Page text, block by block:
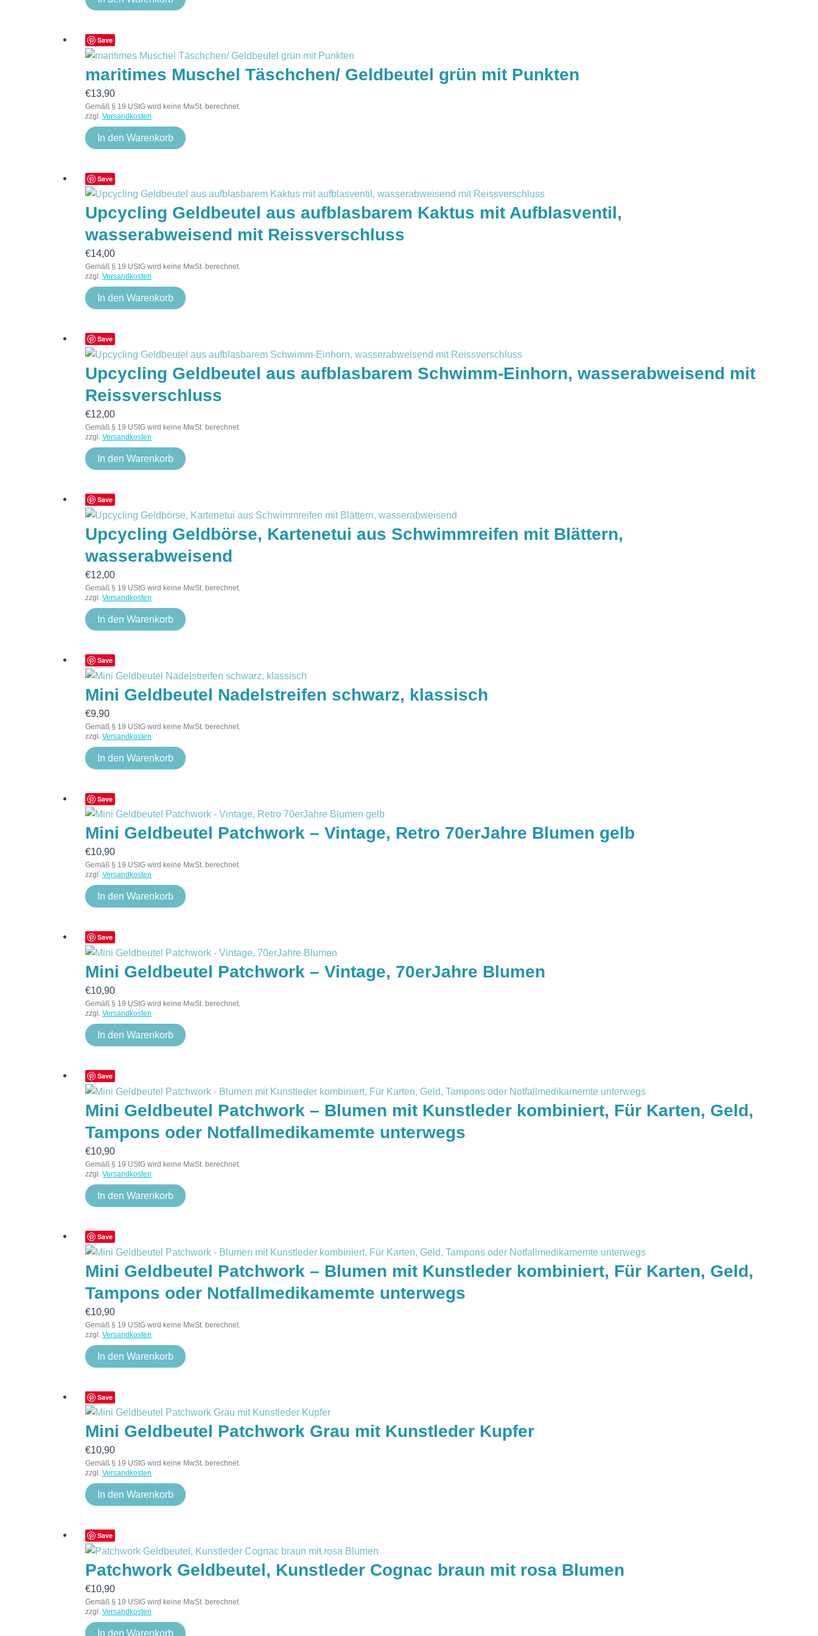
Save
maritimes Muschel Täschchen/ Geldbeutel grün mit Punkten
€13,90
Gemäß § 19 UStG wird keine MwSt. berechnet.
zzgl. Versandkosten
In den Warenkorb
Save
Upcycling Geldbeutel aus aufblasbarem Kaktus mit Aufblasventil,
wasserabweisend mit Reissverschluss
€14,00
Gemäß § 19 UStG wird keine MwSt. berechnet.
zzgl. Versandkosten
In den Warenkorb
Save
Upcycling Geldbeutel aus aufblasbarem Schwimm-Einhorn, wasserabweisend mit
Reissverschluss
€12,00
Gemäß § 19 UStG wird keine MwSt. berechnet.
zzgl. Versandkosten
In den Warenkorb
Save
Upcycling Geldbörse, Kartenetui aus Schwimmreifen mit Blättern,
wasserabweisend
€12,00
Gemäß § 19 UStG wird keine MwSt. berechnet.
zzgl. Versandkosten
In den Warenkorb
Save
Mini Geldbeutel Nadelstreifen schwarz, klassisch
€9,90
Gemäß § 19 UStG wird keine MwSt. berechnet.
zzgl. Versandkosten
In den Warenkorb
Save
Mini Geldbeutel Patchwork – Vintage, Retro 70erJahre Blumen gelb
€10,90
Gemäß § 19 UStG wird keine MwSt. berechnet.
zzgl. Versandkosten
In den Warenkorb
Save
Mini Geldbeutel Patchwork – Vintage, 70erJahre Blumen
€10,90
Gemäß § 19 UStG wird keine MwSt. berechnet.
zzgl. Versandkosten
In den Warenkorb
Save
Mini Geldbeutel Patchwork – Blumen mit Kunstleder kombiniert, Für Karten, Geld,
Tampons oder Notfallmedikamemte unterwegs
€10,90
Gemäß § 19 UStG wird keine MwSt. berechnet.
zzgl. Versandkosten
In den Warenkorb
Save
Mini Geldbeutel Patchwork – Blumen mit Kunstleder kombiniert, Für Karten, Geld,
Tampons oder Notfallmedikamemte unterwegs
€10,90
Gemäß § 19 UStG wird keine MwSt. berechnet.
zzgl. Versandkosten
In den Warenkorb
Save
Mini Geldbeutel Patchwork Grau mit Kunstleder Kupfer
€10,90
Gemäß § 19 UStG wird keine MwSt. berechnet.
zzgl. Versandkosten
In den Warenkorb
Save
Patchwork Geldbeutel, Kunstleder Cognac braun mit rosa Blumen
€10,90
Gemäß § 19 UStG wird keine MwSt. berechnet.
zzgl. Versandkosten
In den Warenkorb